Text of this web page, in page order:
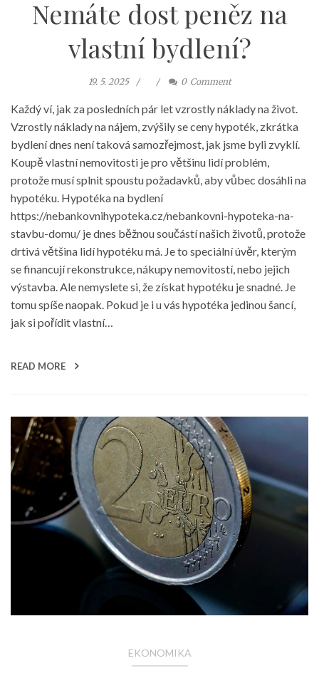
Nemáte dost peněz na
vlastní bydlení?
19. 5. 2025 0 Comment
Každý ví, jak za posledních pár let vzrostly náklady na život.
Vzrostly náklady na nájem, zvýšily se ceny hypoték, zkrátka
bydlení dnes není taková samozřejmost, jak jsme byli zvyklí.
Koupě vlastní nemovitosti je pro většinu lidí problém,
protože musí splnit spoustu požadavků, aby vůbec dosáhli na
hypotéku. Hypotéka na bydlení
https://nebankovnihypoteka.cz/nebankovni-hypoteka-na-
stavbu-domu/ je dnes běžnou součástí našich životů, protože
drtivá většina lidí hypotéku má. Je to speciální úvěr, kterým
se financují rekonstrukce, nákupy nemovitostí, nebo jejich
výstavba. Ale nemyslete si, že získat hypotéku je snadné. Je
tomu spíše naopak. Pokud je i u vás hypotéka jedinou šancí,
jak si pořídit vlastní…
READ MORE
EKONOMIKA